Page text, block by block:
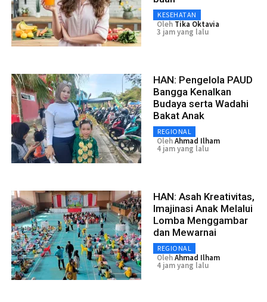
KESEHATAN
Oleh Tika Oktavia
3 jam yang lalu
HAN: Pengelola PAUD
Bangga Kenalkan
Budaya serta Wadahi
Bakat Anak
REGIONAL
OlehAhmad Ilham
4 jam yang lalu
HAN: Asah Kreativitas,
Imajinasi Anak Melalui
Lomba Menggambar
dan Mewarnai
REGIONAL
OlehAhmad Ilham
4 jam yang lalu